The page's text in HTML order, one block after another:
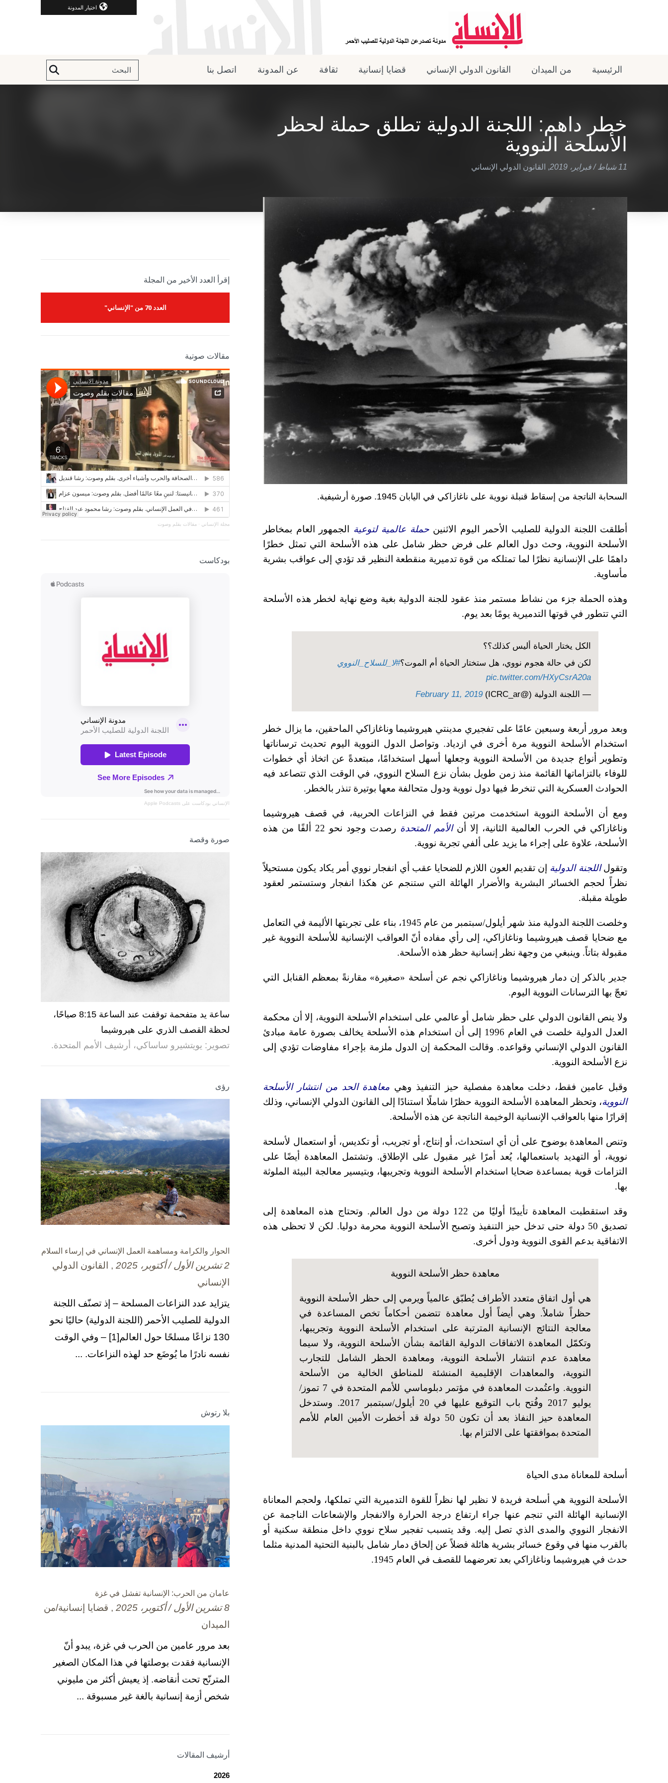
اختيار المدونة
الرئيسية من الميدان القانون الدولي الإنساني قضايا إنسانية ثقافة عن المدونة اتصل بنا
خطر داهم: اللجنة الدولية تطلق حملة لحظر
الأسلحة النووية
11 شباط / فبراير، 2019 , القانون الدولي الإنساني
السحابة الناتجة من إسقاط قنبلة نووية على ناغازاكي في اليابان 1945. صورة أرشيفية.
أطلقت اللجنة الدولية للصليب الأحمر اليوم الاثنينحملة عالمية لتوعية الجمهور العام بمخاطر
الأسلحة النووية، وحث دول العالم على فرض حظر شامل على هذه الأسلحة التي تمثل خطرًا
داهمًا على الإنسانية نظرًا لما تمتلكه من قوة تدميرية منقطعة النظير قد تؤدي إلى عواقب بشرية
مأساوية.
وهذه الحملة جزء من نشاط مستمر منذ عقود للجنة الدولية بغية وضع نهاية لخطر هذه الأسلحة
التي تتطور في قوتها التدميرية يومًا بعد يوم.
الكل يختار الحياة أليس كذلك؟؟
لكن في حالة هجوم نووي، هل ستختار الحياة أم الموت؟#لا_للسلاح_النووي
pic.twitter.com/HXyCsrA20a
— اللجنة الدولية (@ICRC_ar)
February 11, 2019
وبعد مرور أربعة وسبعين عامًا على تفجيري مدينتي هيروشيما وناغازاكي الماحقين، ما يزال خطر
استخدام الأسلحة النووية مرة أخرى في ازدياد. وتواصل الدول النووية اليوم تحديث ترساناتها
وتطوير أنواع جديدة من الأسلحة النووية وجعلها أسهل استخدامًا، مبتعدةً عن اتخاذ أي خطوات
للوفاء بالتزاماتها القائمة منذ زمن طويل بشأن نزع السلاح النووي، في الوقت الذي تتصاعد فيه
الحوادث العسكرية التي تنخرط فيها دول نووية ودول متحالفة معها بوتيرة تنذر بالخطر .
ومع أن الأسلحة النووية استخدمت مرتين فقط في النزاعات الحربية، في قصف هيروشيما
وناغازاكي في الحرب العالمية الثانية، إلا أنالأمم المتحدة
رصدت وجود نحو 22 ألفًا من هذه
الأسلحة، علاوة على إجراء ما يزيد على ألفي تجربة نووية.
وتقولاللجنة الدولية إن تقديم العون اللازم للضحايا عقب أي انفجار نووي أمر يكاد يكون مستحيلاً
نظراً لحجم الخسائر البشرية والأضرار الهائلة التي ستنجم عن هكذا انفجار وستستمر لعقود
طويلة مقبلة.
وخلصت اللجنة الدولية منذ شهر أيلول/سبتمبر من عام 1945، بناء على تجربتها الأليمة في التعامل
مع ضحايا قصف هيروشيما وناغازاكي، إلى رأي مفاده أنّ العواقب الإنسانية للأسلحة النووية غير
مقبولة بتاتاً. وينبغي من وجهة نظر إنسانية حظر هذه الأسلحة.
جدير بالذكر إن دمار هيروشيما وناغازاكي نجم عن أسلحة «صغيرة» مقارنةً بمعظم القنابل التي
تعجّ بها الترسانات النووية اليوم.
ولا ينص القانون الدولي على حظر شامل أو عالمي على استخدام الأسلحة النووية، إلا أن محكمة
العدل الدولية خلصت في العام 1996 إلى أن استخدام هذه الأسلحة يخالف بصورة عامة مبادئ
القانون الدولي الإنساني وقواعده. وقالت المحكمة إن الدول ملزمة بإجراء مفاوضات تؤدي إلى
نزع الأسلحة النووية.
وقبل عامين فقط، دخلت معاهدة مفصلية حيز التنفيذ وهي معاهدة الحد من انتشار الأسلحة
النووية، وتحظر المعاهدة الأسلحة النووية حظرًا شاملًا استنادًا إلى القانون الدولي الإنساني، وذلك
إقرارًا منها بالعواقب الإنسانية الوخيمة الناتجة عن هذه الأسلحة.
وتنص المعاهدة بوضوح على أن أي استحداث، أو إنتاج، أو تجريب، أو تكديس، أو استعمال لأسلحة
نووية، أو التهديد باستعمالها، يُعد أمرًا غير مقبول على الإطلاق. وتشتمل المعاهدة أيضًا على
التزامات قوية بمساعدة ضحايا استخدام الأسلحة النووية وتجريبها، وبتيسير معالجة البيئة الملوثة
بها.
وقد استقطبت المعاهدة تأييدًا أوليًا من 122 دولة من دول العالم. وتحتاج هذه المعاهدة إلى
تصديق 50 دولة حتى تدخل حيز التنفيذ وتصبح الأسلحة النووية محرمة دوليا. لكن لا تحظى هذه
الاتفاقية بدعم القوى النووية ودول أخرى.
معاهدة حظر الأسلحة النووية
هي أول اتفاق متعدد الأطراف يُطبّق عالمياً ويرمي إلى حظر الأسلحة النووية
حظراً شاملاً. وهي أيضاً أول معاهدة تتضمن أحكاماً تخص المساعدة في
معالجة النتائج الإنسانية المترتبة على استخدام الأسلحة النووية وتجريبها،
وتكمّل المعاهدة الاتفاقات الدولية القائمة بشأن الأسلحة النووية، ولا سيما
معاهدة عدم انتشار الأسلحة النووية، ومعاهدة الحظر الشامل للتجارب
النووية، والمعاهدات الإقليمية المنشئة للمناطق الخالية من الأسلحة
النووية.
واعتُمدت المعاهدة في مؤتمر دبلوماسي للأمم المتحدة في 7 تموز/
يوليو 2017 وفُتح باب التوقيع عليها في 20 أيلول/سبتمبر 2017. وستدخل
المعاهدة حيز النفاذ بعد أن تكون 50 دولة قد أخطرت الأمين العام للأمم
المتحدة بموافقتها على الالتزام بها.
أسلحة للمعاناة مدى الحياة
الأسلحة النووية هي أسلحة فريدة لا نظير لها نظراً للقوة التدميرية التي تملكها، ولحجم المعاناة
الإنسانية الهائلة التي تنجم عنها جراء ارتفاع درجة الحرارة والانفجار والإشعاعات الناجمة عن
الانفجار النووي والمدى الذي تصل إليه. وقد يتسبب تفجير سلاح نووي داخل منطقة سكنية أو
بالقرب منها في وقوع خسائر بشرية هائلة فضلاً عن إلحاق دمار شامل بالبنية التحتية المدنية مثلما
حدث في هيروشيما وناغازاكي بعد تعرضهما للقصف في العام 1945.
إقرأ العدد الأخير من المجلة
العدد 70 من "الإنساني"
مقالات صوتية
مجلة الإنساني · مقالات بقلم وصوت
بودكاست
الإنساني بودكاست على Apple Podcasts
صورة وقصة
ساعة يد متفحمة توقفت عند الساعة 8:15 صباحًا،
لحظة القصف الذري على هيروشيما
تصوير: يويتشيرو ساساكي، أرشيف الأمم المتحدة.
رؤى
الحوار والكرامة ومساهمة العمل الإنساني في إرساء السلام
2 تشرين الأول / أكتوبر، 2025
, القانون الدولي
الإنساني
يتزايد عدد النزاعات المسلحة – إذ تصنّف اللجنة
الدولية للصليب الأحمر (اللجنة الدولية) حاليًا نحو
130 نزاعًا مسلحًا حول العالم[1] – وفي الوقت
نفسه نادرًا ما يُوضَع حد لهذه النزاعات. ...
بلا رتوش
عامان من الحرب: الإنسانية تفشل في غزة
8 تشرين الأول / أكتوبر، 2025
, قضايا إنسانية/من
الميدان
بعد مرور عامين من الحرب في غزة، يبدو أنّ
الإنسانية فقدت بوصلتها في هذا المكان الصغير
المترنّح تحت أنقاضه. إذ يعيش أكثر من مليوني
شخص أزمة إنسانية بالغة غير مسبوقة ...
أرشيف المقالات
2026